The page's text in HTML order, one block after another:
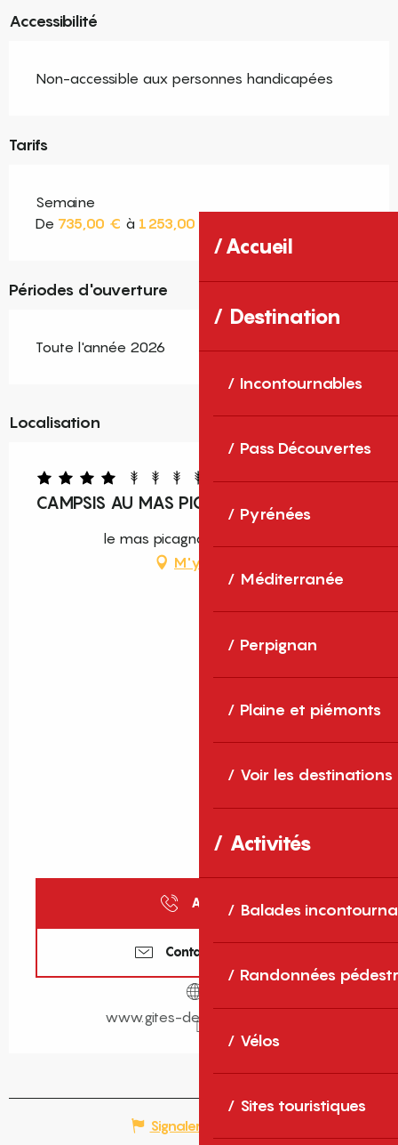
Accueil
Destination
Incontournables
Pass Découvertes
Pyrénées
Méditerranée
Perpignan
Plaine et piémonts
Voir les destinations
Activités
Balades
Randonnées
Vélos
Sites touristiques
Accessibilité
Non-accessible aux personnes handicapées
Tarifs
Semaine
De 735,00 € à 1 253,00 €
Périodes d'ouverture
Toute l'année 2026
Localisation
CAMPSIS AU MAS PICAGNOL
le mas picagnol, 66400 Oms
M'y rendre
Appeler
Contactez-nous
www.gites-de-france-sud.fr
Signaler une erreur